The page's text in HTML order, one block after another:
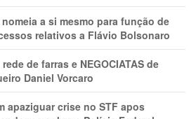
a si mesmo para função de
relativos a Flávio Bolsonaro
de farras e NEGOCIATAS de
Daniel Vorcaro
apaziguar crise no STF apos